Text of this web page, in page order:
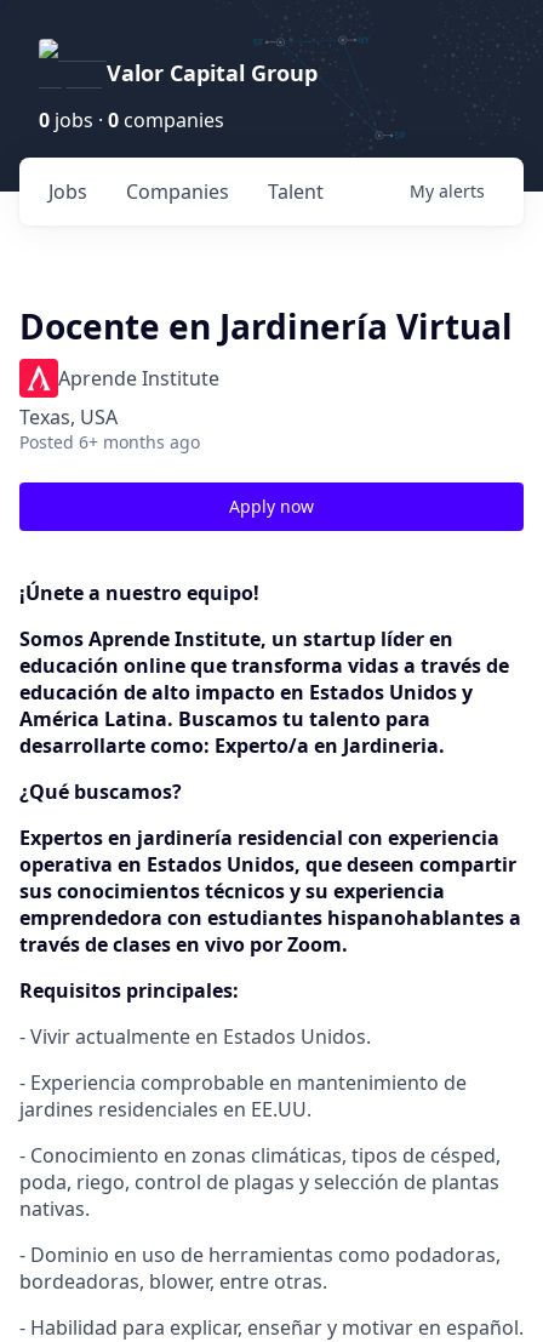
Valor Capital Group
0 jobs · 0 companies
Jobs Companies Talent My alerts
Docente en Jardinería Virtual
Aprende Institute
Texas, USA
Posted 6+ months ago
Apply now
¡Únete a nuestro equipo!
Somos Aprende Institute, un startup líder en
educación online que transforma vidas a través de
educación de alto impacto en Estados Unidos y
América Latina. Buscamos tu talento para
desarrollarte como: Experto/a en Jardineria.
¿Qué buscamos?
Expertos en jardinería residencial con experiencia
operativa en Estados Unidos, que deseen compartir
sus conocimientos técnicos y su experiencia
emprendedora con estudiantes hispanohablantes a
través de clases en vivo por Zoom.
Requisitos principales:
- Vivir actualmente en Estados Unidos.
- Experiencia comprobable en mantenimiento de
jardines residenciales en EE.UU.
- Conocimiento en zonas climáticas, tipos de césped,
poda, riego, control de plagas y selección de plantas
nativas.
- Dominio en uso de herramientas como podadoras,
bordeadoras, blower, entre otras.
- Habilidad para explicar, enseñar y motivar en español.